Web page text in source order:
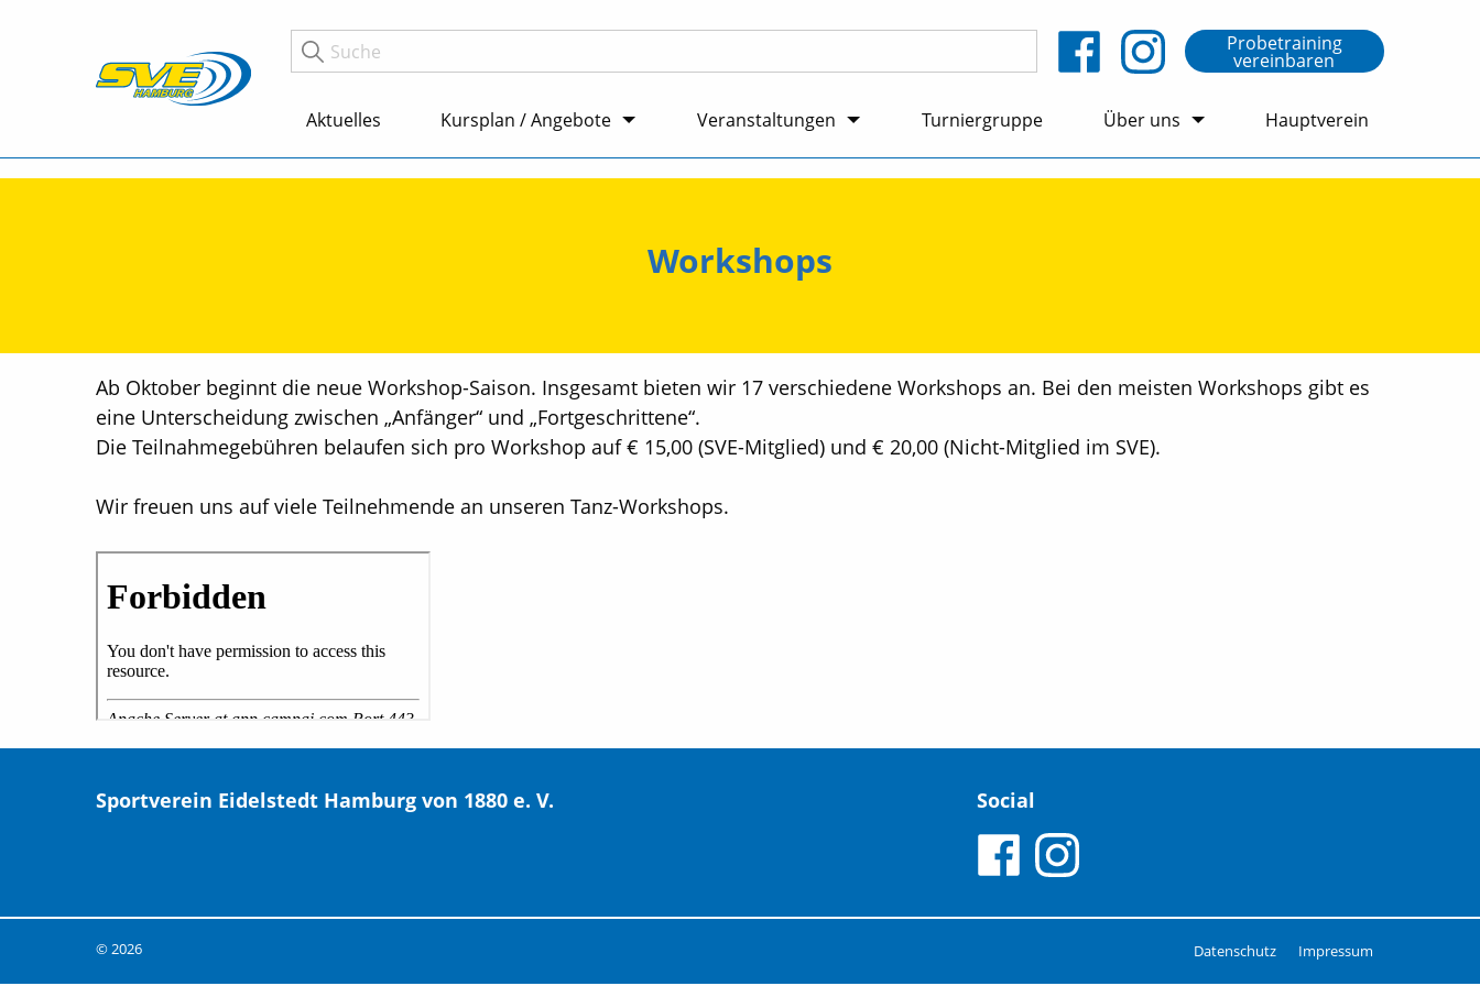
Probetraining
vereinbaren
Aktuelles Kursplan / Angebote Veranstaltungen Turniergruppe Über uns Hauptverein
Workshops
Ab Oktober beginnt die neue Workshop-Saison. Insgesamt bieten wir 17 verschiedene Workshops an. Bei den meisten Workshops gibt es
eine Unterscheidung zwischen „Anfänger“ und „Fortgeschrittene“.
Die Teilnahmegebühren belaufen sich pro Workshop auf € 15,00 (SVE-Mitglied) und € 20,00 (Nicht-Mitglied im SVE).
Wir freuen uns auf viele Teilnehmende an unseren Tanz-Workshops.
Sportverein Eidelstedt Hamburg von 1880 e. V. Social
© 2026 Datenschutz Impressum